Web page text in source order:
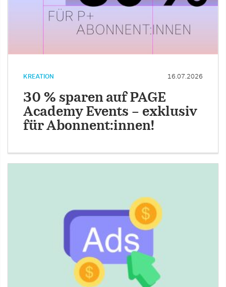
KREATION 16.07.2026
30 % sparen auf PAGE
Academy Events – exklusiv
für Abonnent:innen!